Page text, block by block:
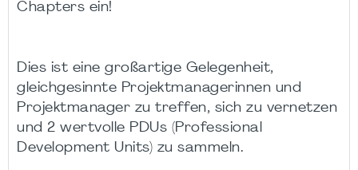
Chapters ein!
Dies ist eine großartige Gelegenheit,
gleichgesinnte Projektmanagerinnen und
Projektmanager zu treffen, sich zu vernetzen
und 2 wertvolle PDUs (Professional
Development Units) zu sammeln.